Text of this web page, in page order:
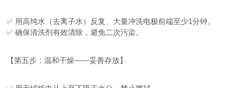
✅ 用高纯水（去离子水）反复、大量冲洗电极前端至少1分钟。
✅ 确保清洗剂有效清除，避免二次污染。
【第五步：温和干燥——妥善存放】